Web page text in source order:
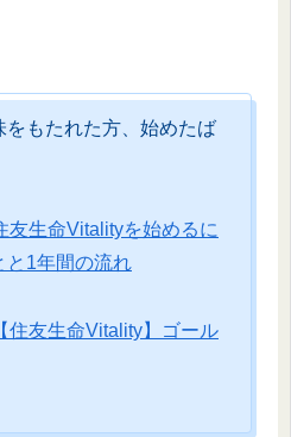
もたれた方、始めたば
友生命Vitalityを始めるに
と1年間の流れ
【住友生命Vitality】ゴール